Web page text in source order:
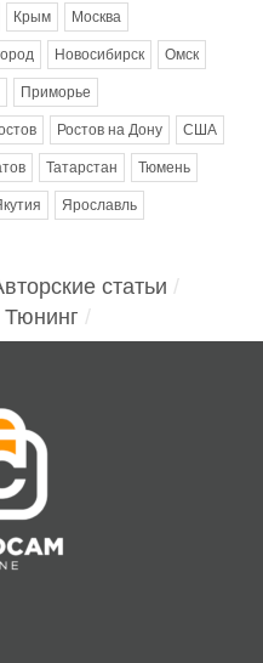
Крым Москва
Новосибирск Омск
Приморье
Ростов на Дону США
Татарстан Тюмень
Ярославль
статьи
Тюнинг